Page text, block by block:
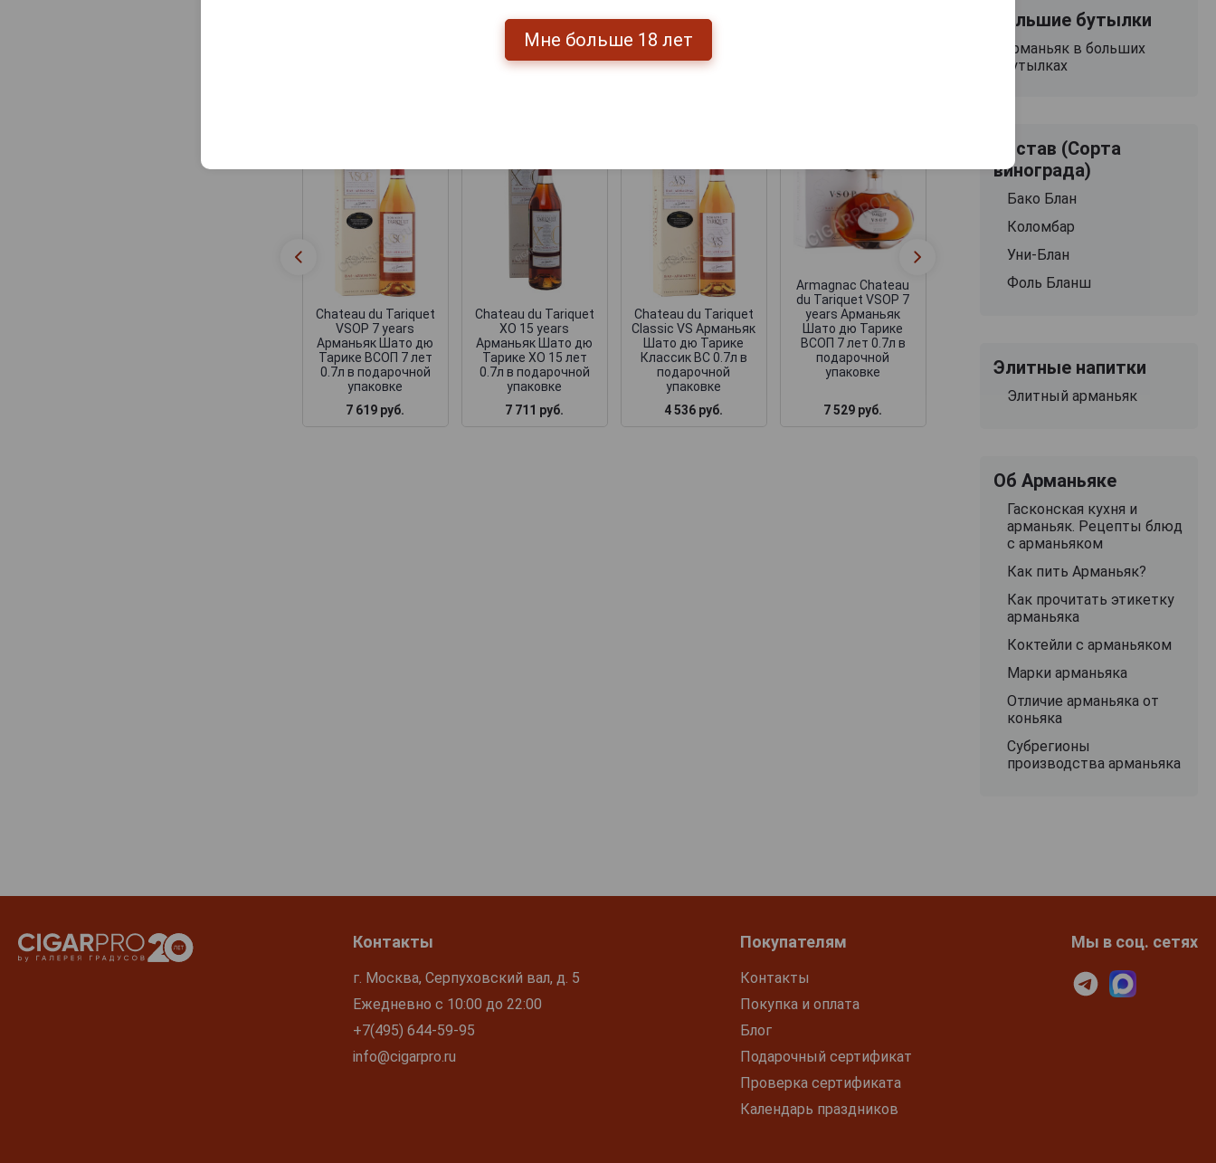
Перейти
Chateau du Tariquet
VSOP 7 years
Арманьяк Шато дю
Тарике ВСОП 7 лет
0.7л в подарочной
упаковке
7 619 руб.
Chateau du Tariquet
ХО 15 years
Арманьяк Шато дю
Тарике ХО 15 лет
0.7л в подарочной
упаковке
7 711 руб.
Chateau du Tariquet
Classic VS Арманьяк
Шато дю Тарике
Классик ВС 0.7л в
подарочной
упаковке
4 536 руб.
Armagnac Chateau
du Tariquet VSOP 7
years Арманьяк
Шато дю Тарике
ВСОП 7 лет 0.7л в
подарочной
упаковке
7 529 руб.
Armagnac Chateau
du Tariquet VSOP
арманьяк Шато дю
Тарике ВСОП
Большие бутылки
Арманьяк в больших
бутылках
Состав (Сорта
винограда)
Бако Блан
Коломбар
Уни-Блан
Фоль Бланш
Элитные напитки
Элитный арманьяк
Об Арманьяке
Гасконская кухня и
арманьяк. Рецепты блюд
с арманьяком
Как пить Арманьяк?
Как прочитать этикетку
арманьяка
Коктейли с арманьяком
Марки арманьяка
Отличие арманьяка от
коньяка
Субрегионы
производства арманьяка
Контакты
г. Москва, Серпуховский вал, д. 5
Ежедневно с 10:00 до 22:00
+7(495) 644-59-95
info@cigarpro.ru
Покупателям
Контакты
Покупка и оплата
Блог
Подарочный сертификат
Проверка сертификата
Календарь праздников
Мы в соц. сетях
Мне больше 18 лет